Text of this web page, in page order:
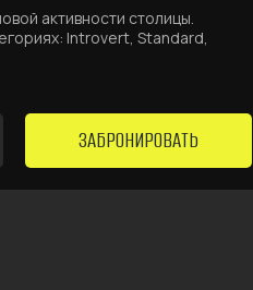
ЗАБРОНИРОВАТЬ
активности столицы.
Introvert, Standard,